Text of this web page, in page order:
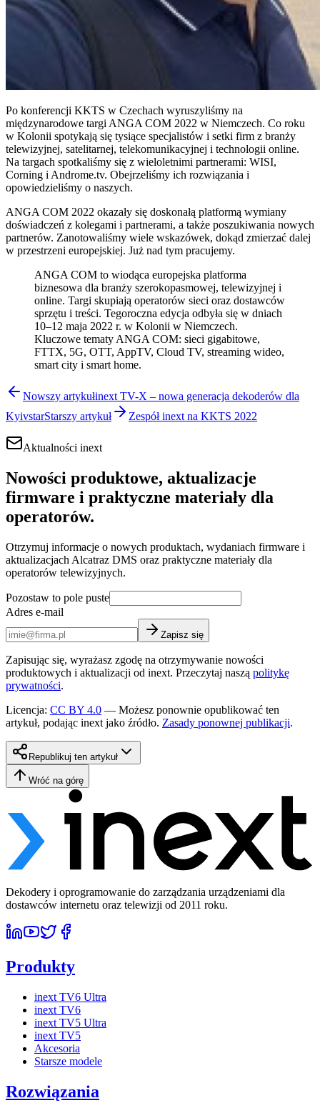
Po konferencji KKTS w Czechach wyruszyliśmy na
międzynarodowe targi ANGA COM 2022 w Niemczech. Co roku
w Kolonii spotykają się tysiące specjalistów i setki firm z branży
telewizyjnej, satelitarnej, telekomunikacyjnej i technologii online.
Na targach spotkaliśmy się z wieloletnimi partnerami: WISI,
Corning i Androme.tv. Obejrzeliśmy ich rozwiązania i
opowiedzieliśmy o naszych.
ANGA COM 2022 okazały się doskonałą platformą wymiany
doświadczeń z kolegami i partnerami, a także poszukiwania nowych
partnerów. Zanotowaliśmy wiele wskazówek, dokąd zmierzać dalej
w przestrzeni europejskiej. Już nad tym pracujemy.
ANGA COM to wiodąca europejska platforma
biznesowa dla branży szerokopasmowej, telewizyjnej i
online. Targi skupiają operatorów sieci oraz dostawców
sprzętu i treści. Tegoroczna edycja odbyła się w dniach
10–12 maja 2022 r. w Kolonii w Niemczech.
Kluczowe tematy ANGA COM: sieci gigabitowe,
FTTX, 5G, OTT, AppTV, Cloud TV, streaming wideo,
smart city i smart home.
Nowszy artykułinext TV-X – nowa generacja dekoderów dla
KyivstarStarszy artykuł Zespół inext na KKTS 2022
Aktualności inext
Nowości produktowe, aktualizacje
firmware i praktyczne materiały dla
operatorów.
Otrzymuj informacje o nowych produktach, wydaniach firmware i
aktualizacjach Alcatraz DMS oraz praktyczne materiały dla
operatorów telewizyjnych.
Pozostaw to pole puste
Adres e-mail
Zapisz się
Zapisując się, wyrażasz zgodę na otrzymywanie nowości
produktowych i aktualizacji od inext. Przeczytaj naszą politykę
prywatności.
Licencja: CC BY 4.0 — Możesz ponownie opublikować ten
artykuł, podając inext jako źródło. Zasady ponownej publikacji.
Republikuj ten artykuł
Wróć na górę
Dekodery i oprogramowanie do zarządzania urządzeniami dla
dostawców internetu oraz telewizji od 2011 roku.
Produkty
inext TV6 Ultra
inext TV6
inext TV5 Ultra
inext TV5
Akcesoria
Starsze modele
Rozwiązania